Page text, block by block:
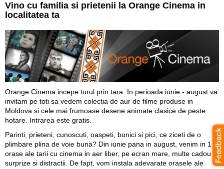
Vino cu familia si prietenii la Orange Cinema in
localitatea ta
Orange Cinema incepe turul prin tara. In perioada iunie - august va
invitam pe toti sa vedem colectia de aur de filme produse in
Moldova si cele mai frumoase desene animate clasice de peste
hotare. Intrarea este gratis.
Parinti, prieteni, cunoscuti, oaspeti, bunici si pici, ce ziceti de o
plimbare plina de voie buna? Din iunie pana in august, venim in 12
orase ale tarii cu cinema in aer liber, pe ecran mare, multe cadouri,
surprize si distractii. De fapt, vom instala adevarate orasele ale